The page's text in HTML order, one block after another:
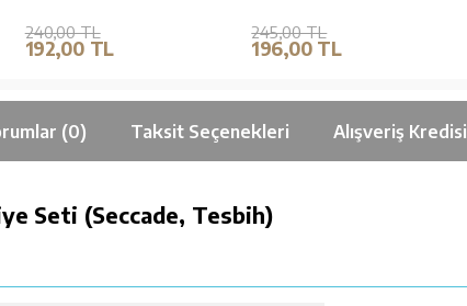
240,00 TL
192,00 TL
245,00 TL
196,00 TL
(0) Taksit Seçenekleri Alışveriş Kredisi
Seti (Seccade, Tesbih)